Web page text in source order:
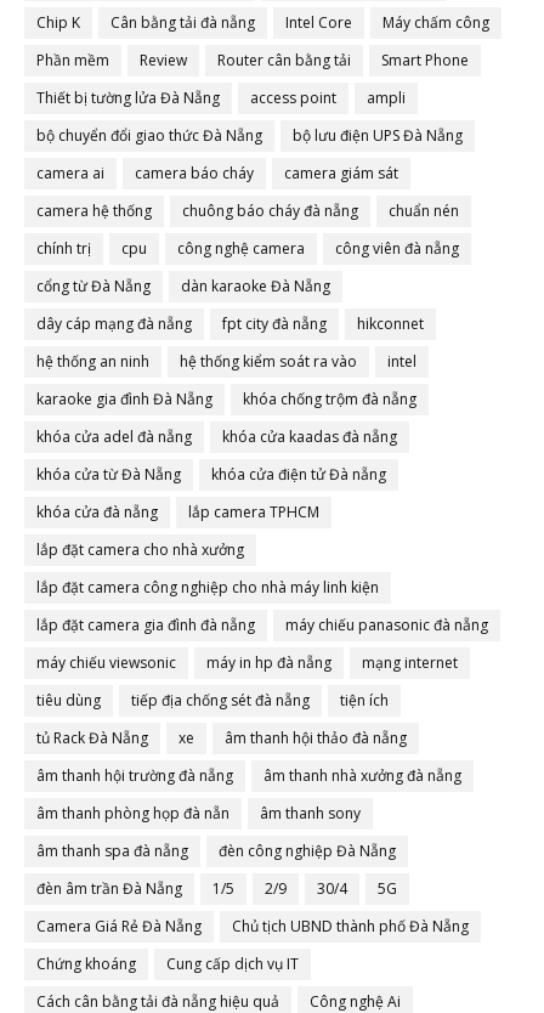
Chip K
Cân bằng tải đà nẵng Intel Core
Máy chấm công
Phần mềm
Review Router cân bằng tải
Smart Phone
Thiết bị tường lửa Đà Nẵng
access point
ampli
bộ chuyển đổi giao thức Đà Nẵng
bộ lưu điện UPS Đà Nẵng
camera ai
camera báo cháy
camera giám sát
camera hệ thống
chuông báo cháy đà nẵng
chuẩn nén
chính trị
cpu công nghệ camera
công viên đà nẵng
cổng từ Đà Nẵng
dàn karaoke Đà Nẵng
dây cáp mạng đà nẵng
fpt city đà nẵng
hikconnet
hệ thống an ninh
hệ thống kiểm soát ra vào
intel
karaoke gia đình Đà Nẵng
khóa chống trộm đà nẵng
khóa cửa adel đà nẵng
khóa cửa kaadas đà nẵng
khóa cửa từ Đà Nẵng
khóa cửa điện tử Đà nẵng
khóa cửa đà nẵng
lắp camera TPHCM
lắp đặt camera cho nhà xưởng
lắp đặt camera công nghiệp cho nhà máy linh kiện
lắp đặt camera gia đình đà nẵng
máy chiếu panasonic đà nẵng
máy chiếu viewsonic
máy in hp đà nẵng
mạng internet
tiêu dùng
tiếp địa chống sét đà nẵng
tiện ích
tủ Rack Đà Nẵng
xe
âm thanh hội thảo đà nẵng
âm thanh hội trường đà nẵng
âm thanh nhà xưởng đà nẵng
âm thanh phòng họp đà nẵn
âm thanh sony
âm thanh spa đà nẵng
đèn công nghiệp Đà Nẵng
đèn âm trần Đà Nẵng
1/5 2/9 30/4
5G
Camera Giá Rẻ Đà Nẵng
Chủ tịch UBND thành phố Đà Nẵng
Chứng khoáng
Cung cấp dịch vụ IT
Cách cân bằng tải đà nẵng hiệu quả
Công nghệ Ai